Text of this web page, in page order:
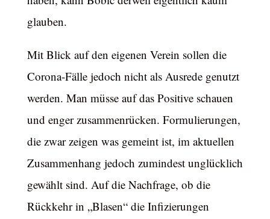
glauben.
Mit Blick auf den eigenen Verein sollen die
Corona-Fälle jedoch nicht als Ausrede genutzt
werden. Man müsse auf das Positive schauen
und enger zusammenrücken. Formulierungen,
die zwar zeigen was gemeint ist, im aktuellen
Zusammenhang jedoch zumindest unglücklich
gewählt sind. Auf die Nachfrage, ob die
Rückkehr in „Blasen“ die Infizierungen